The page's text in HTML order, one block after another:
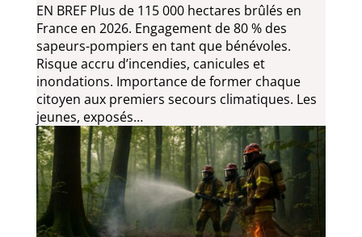
EN BREF Plus de 115 000 hectares brûlés en
France en 2026. Engagement de 80 % des
sapeurs-pompiers en tant que bénévoles.
Risque accru d’incendies, canicules et
inondations. Importance de former chaque
citoyen aux premiers secours climatiques. Les
jeunes, exposés…